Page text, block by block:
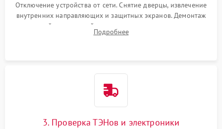
Отключение устройства от сети. Снятие дверцы, извлечение
внутренних направляющих и защитных экранов. Демонтаж
задней или верхней панели для прямого доступа к
нагревательным элементам, плате и вентиляторам.
Подробнее
3. Проверка ТЭНов и электроники